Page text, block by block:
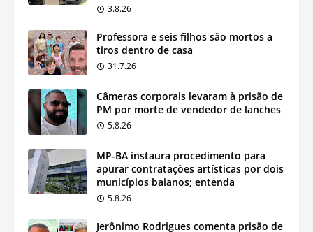
3.8.26
Professora e seis filhos são mortos a
tiros dentro de casa
31.7.26
Câmeras corporais levaram à prisão de
PM por morte de vendedor de lanches
5.8.26
MP-BA instaura procedimento para
apurar contratações artísticas por dois
municípios baianos; entenda
5.8.26
Jerônimo Rodrigues comenta prisão de